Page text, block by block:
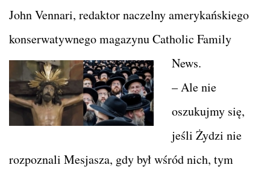
John Vennari, redaktor naczelny amerykańskiego
konserwatywnego magazynuCatholic Family
News.
– Ale nie
oszukujmy się,
jeśli Żydzi nie
rozpoznali Mesjasza, gdy był wśród nich, tym